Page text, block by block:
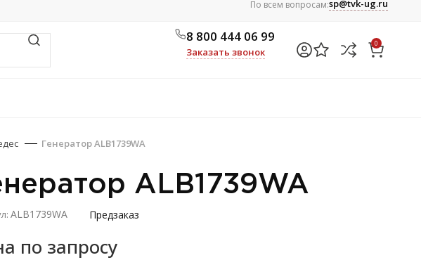
По всем вопросам:sp@tvk-ug.ru
8 800 444 06 99
Заказать звонок
0
Генератор ALB1739WA
ALB1739WA
ALB1739WA Предзаказ
по запросу